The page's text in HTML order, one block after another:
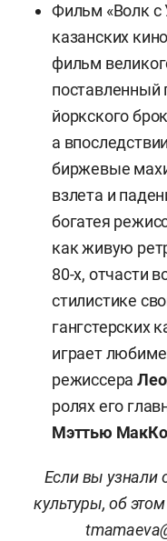
Фильм «Волк с
казанских
фильм
йоркского
а
биржевые
взлета и
богатея
как живую
80-х, отчасти
стилистике
гангстерских
играет
режиссера
ролях его
Мэттью
Если вы узнали
культуры, об